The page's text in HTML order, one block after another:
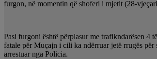
furgon, në momentin që shoferi i mjetit (28-
Pasi furgoni është përplasur me trafikndarësen 4
fatale për Muçajn i cili ka ndërruar jetë rrugës
arrestuar nga Policia.